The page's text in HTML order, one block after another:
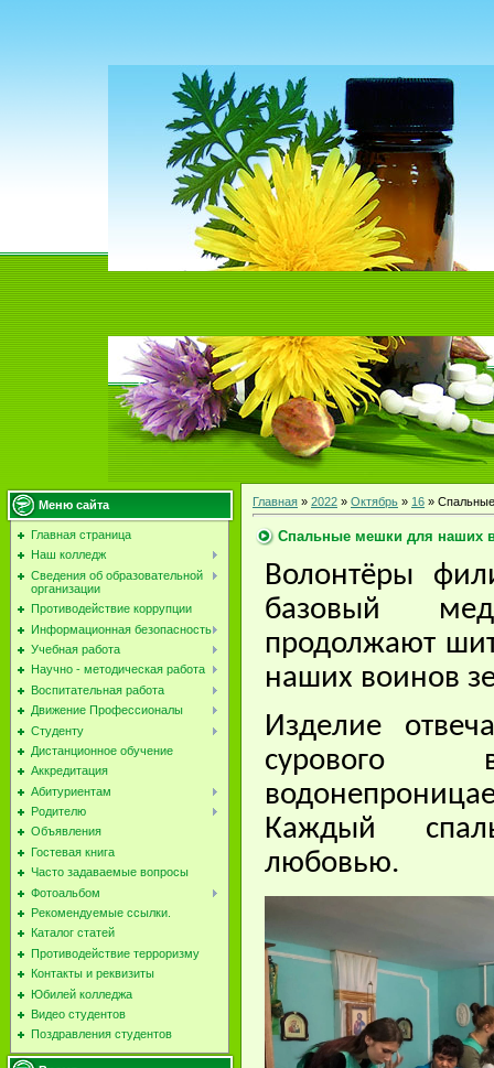
Меню сайта
Главная страница
Наш колледж
Сведения об образовательной
организации
Противодействие коррупции
Информационная безопасность
Учебная работа
Научно - методическая работа
Воспитательная работа
Движение Профессионалы
Студенту
Дистанционное обучение
Аккредитация
Абитуриентам
Родителю
Объявления
Гостевая книга
Часто задаваемые вопросы
Фотоальбом
Рекомендуемые ссылки.
Каталог статей
Противодействие терроризму
Контакты и реквизиты
Юбилей колледжа
Видео студентов
Поздравления студентов
Главная » 2022 » Октябрь » 16 »
Спальные мешки для наших
Волонтёры
базовый
продолжают
наших воинов
Изделие
сурового
Каждый
любовью.